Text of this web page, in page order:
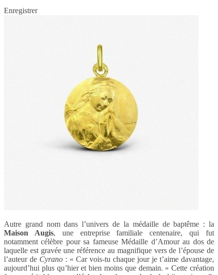
Enregistrer
Autre grand nom dans l’univers de la médaille de baptême : la
Maison Augis, une entreprise familiale centenaire, qui fut
notamment célèbre pour sa fameuse Médaille d’Amour au dos de
laquelle est gravée une référence au magnifique vers de l’épouse de
l’auteur de Cyrano : « Car vois-tu chaque jour je t’aime davantage,
aujourd’hui plus qu’hier et bien moins que demain. » Cette création